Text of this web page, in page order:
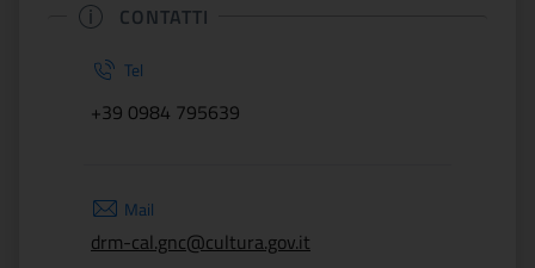
CONTATTI
Tel
+39 0984 795639
Mail
drm-cal.gnc@cultura.gov.it